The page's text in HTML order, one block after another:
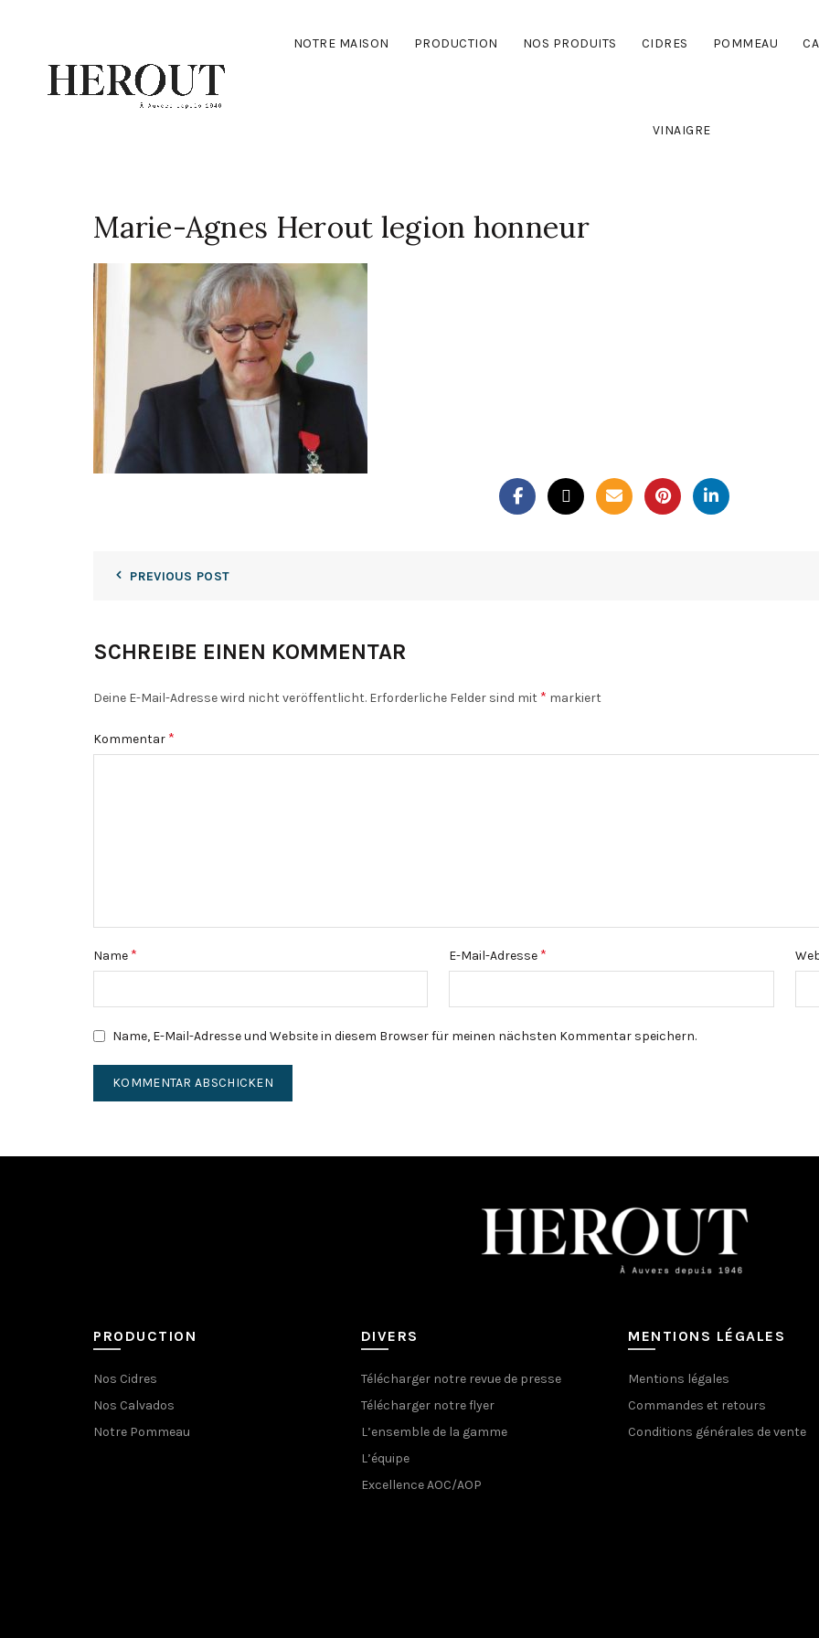
NOTRE MAISON PRODUCTION NOS PRODUITS CIDRES POMMEAU
VINAIGRE
Marie-Agnes Herout legion honneur
PREVIOUS POST
SCHREIBE EINEN KOMMENTAR
Deine E-Mail-Adresse wird nicht veröffentlicht. Erforderliche Felder sind mit * markiert
Kommentar *
Name * E-Mail-Adresse *
Name, E-Mail-Adresse und Website in diesem Browser für meinen nächsten Kommentar speichern.
PRODUCTION
Nos Cidres
Nos Calvados
Notre Pommeau
DIVERS
Télécharger notre revue de presse
Télécharger notre flyer
L’ensemble de la gamme
L’équipe
Excellence AOC/AOP
MENTIONS LÉGALES
Mentions légales
Commandes et retours
Conditions générales de vente